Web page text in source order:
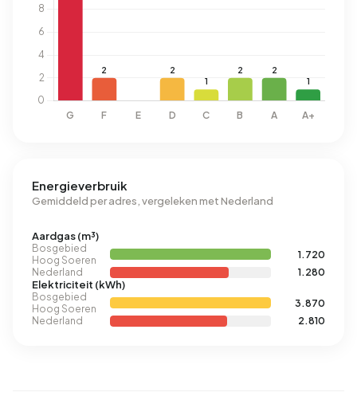
Energieverbruik
Gemiddeld per adres, vergeleken met Nederland
Aardgas (m³)
Bosgebied
Hoog Soeren
1.720
Nederland
1.280
Elektriciteit (kWh)
Bosgebied
Hoog Soeren
3.870
Nederland
2.810